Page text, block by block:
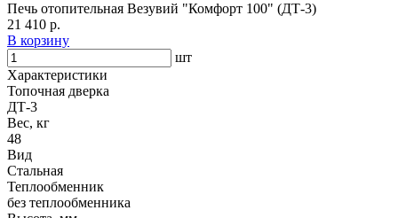
Печь отопительная Везувий "Комфорт 100" (ДТ-3)
21 410 р.
В корзину
шт
Характеристики
Топочная дверка
ДТ-3
Вес, кг
48
Вид
Стальная
Теплообменник
без теплообменника